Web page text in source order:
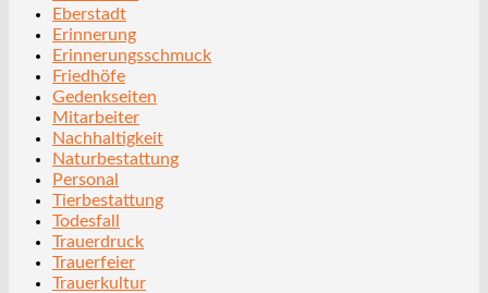
Eberstadt
Erinnerung
Erinnerungsschmuck
Friedhöfe
Gedenkseiten
Mitarbeiter
Nachhaltigkeit
Naturbestattung
Personal
Tierbestattung
Todesfall
Trauerdruck
Trauerfeier
Trauerkultur